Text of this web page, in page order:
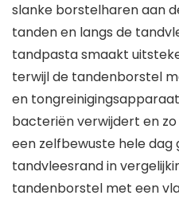
slanke borstelharen aan
tanden en langs de
tandpasta smaakt
terwijl de tandenborstel
en
bacteriën verwijdert en
een zelfbewuste hele
tandvleesrand in
tandenborstel met een